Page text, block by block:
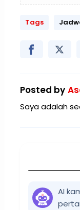
Tags
Posted by
Saya adalah
AI